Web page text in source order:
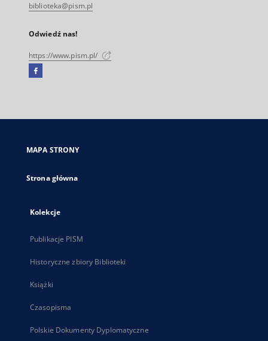
biblioteka@pism.pl
Odwiedź nas!
https://www.pism.pl/
Facebook
się
karcie
MAPA STRONY
Strona główna
Kolekcje
Publikacje PISM
Historyczne zbiory Biblioteki
Książki
Czasopisma
Polskie Dokumenty Dyplomatyczne